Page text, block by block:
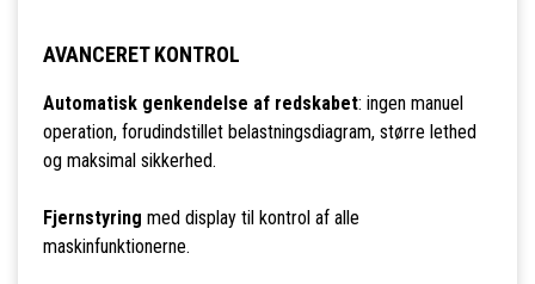
AVANCERET KONTROL
Automatisk genkendelse af redskabet: ingen manuel
operation, forudindstillet belastningsdiagram, større lethed
og maksimal sikkerhed.
Fjernstyring med display til kontrol af alle
maskinfunktionerne.